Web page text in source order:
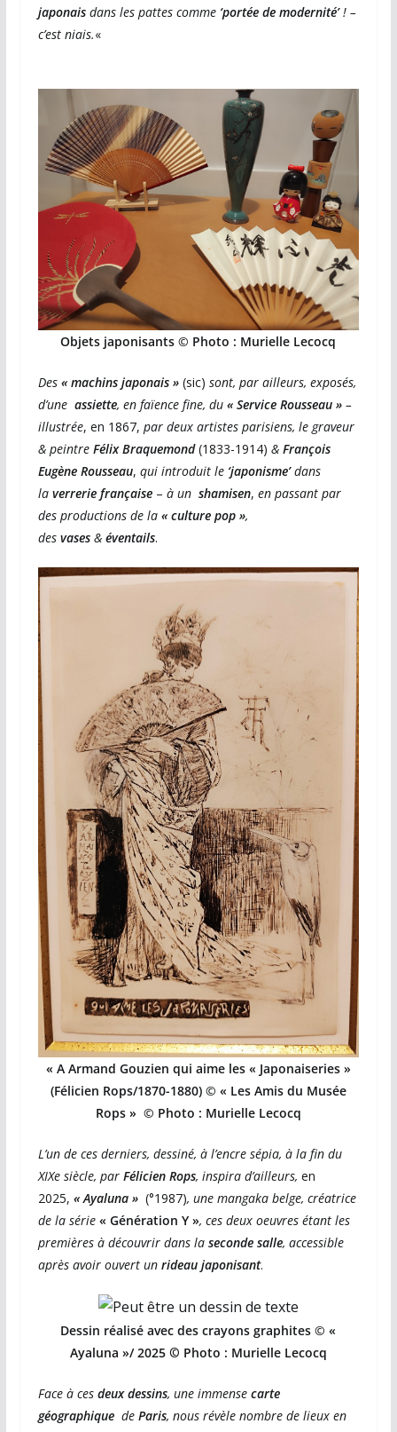
japonaisdans les pattes comme ‘portée de modernité’! –
c’est niais.«
Objets japonisants © Photo : Murielle Lecocq
Des « machins japonais » (sic) sont, par ailleurs, exposés,
d’une assiette, en faïence fine, du « Service Rousseau »–
illustrée, en 1867, par deux artistes parisiens, le graveur
& peintre Félix Braquemond (1833-1914) & François
Eugène Rousseau, qui introduit le‘japonisme’dans
la verrerie française – à un shamisen, en passant par
des productions de la « culture pop »,
des vases& éventails.
« A Armand Gouzien qui aime les « Japonaiseries »
(Félicien Rops/1870-1880) © « Les Amis du Musée
Rops » © Photo : Murielle Lecocq
L’un de ces derniers, dessiné, à l’encre sépia, à la fin du
XIXe siècle, parFélicien Rops, inspira d’ailleurs, en
2025, « Ayaluna »(°1987), une mangaka belge, créatrice
de la série « Génération Y », ces deux oeuvres étant les
premières à découvrir dans laseconde salle, accessible
après avoir ouvert un rideau japonisant.
Dessin réalisé avec des crayons graphites © «
Ayaluna »/ 2025© Photo : Murielle Lecocq
Face à ces deux dessins, une immense carte
géographiquede Paris, nous révèle nombre de lieux en